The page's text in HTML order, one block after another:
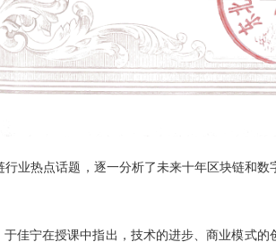
业热点话题，逐一分析了未来十年区块链和数
佳宁在授课中指出，技术的进步、商业模式的